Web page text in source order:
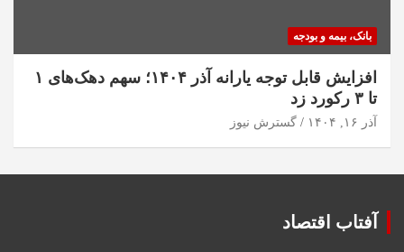
بانک، بیمه و بودجه
افزایش قابل توجه یارانه آذر ۱۴۰۴؛ سهم دهک‌های ۱
تا ۳ رکورد زد
آذر ۱۶, ۱۴۰۴ گسترش نیوز
آفتاب اقتصاد